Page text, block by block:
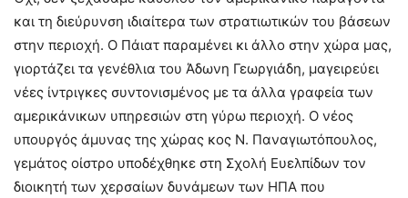
και τη διεύρυνση ιδιαίτερα των στρατιωτικών του βάσεων
στην περιοχή. Ο Πάιατ παραμένει κι άλλο στην χώρα μας,
γιορτάζει τα γενέθλια του Άδωνη Γεωργιάδη, μαγειρεύει
νέες ίντριγκες συντονισμένος με τα άλλα γραφεία των
αμερικάνικων υπηρεσιών στη γύρω περιοχή. Ο νέος
υπουργός άμυνας της χώρας κος Ν. Παναγιωτόπουλος,
γεμάτος οίστρο υποδέχθηκε στη Σχολή Ευελπίδων τον
διοικητή των χερσαίων δυνάμεων των ΗΠΑ που